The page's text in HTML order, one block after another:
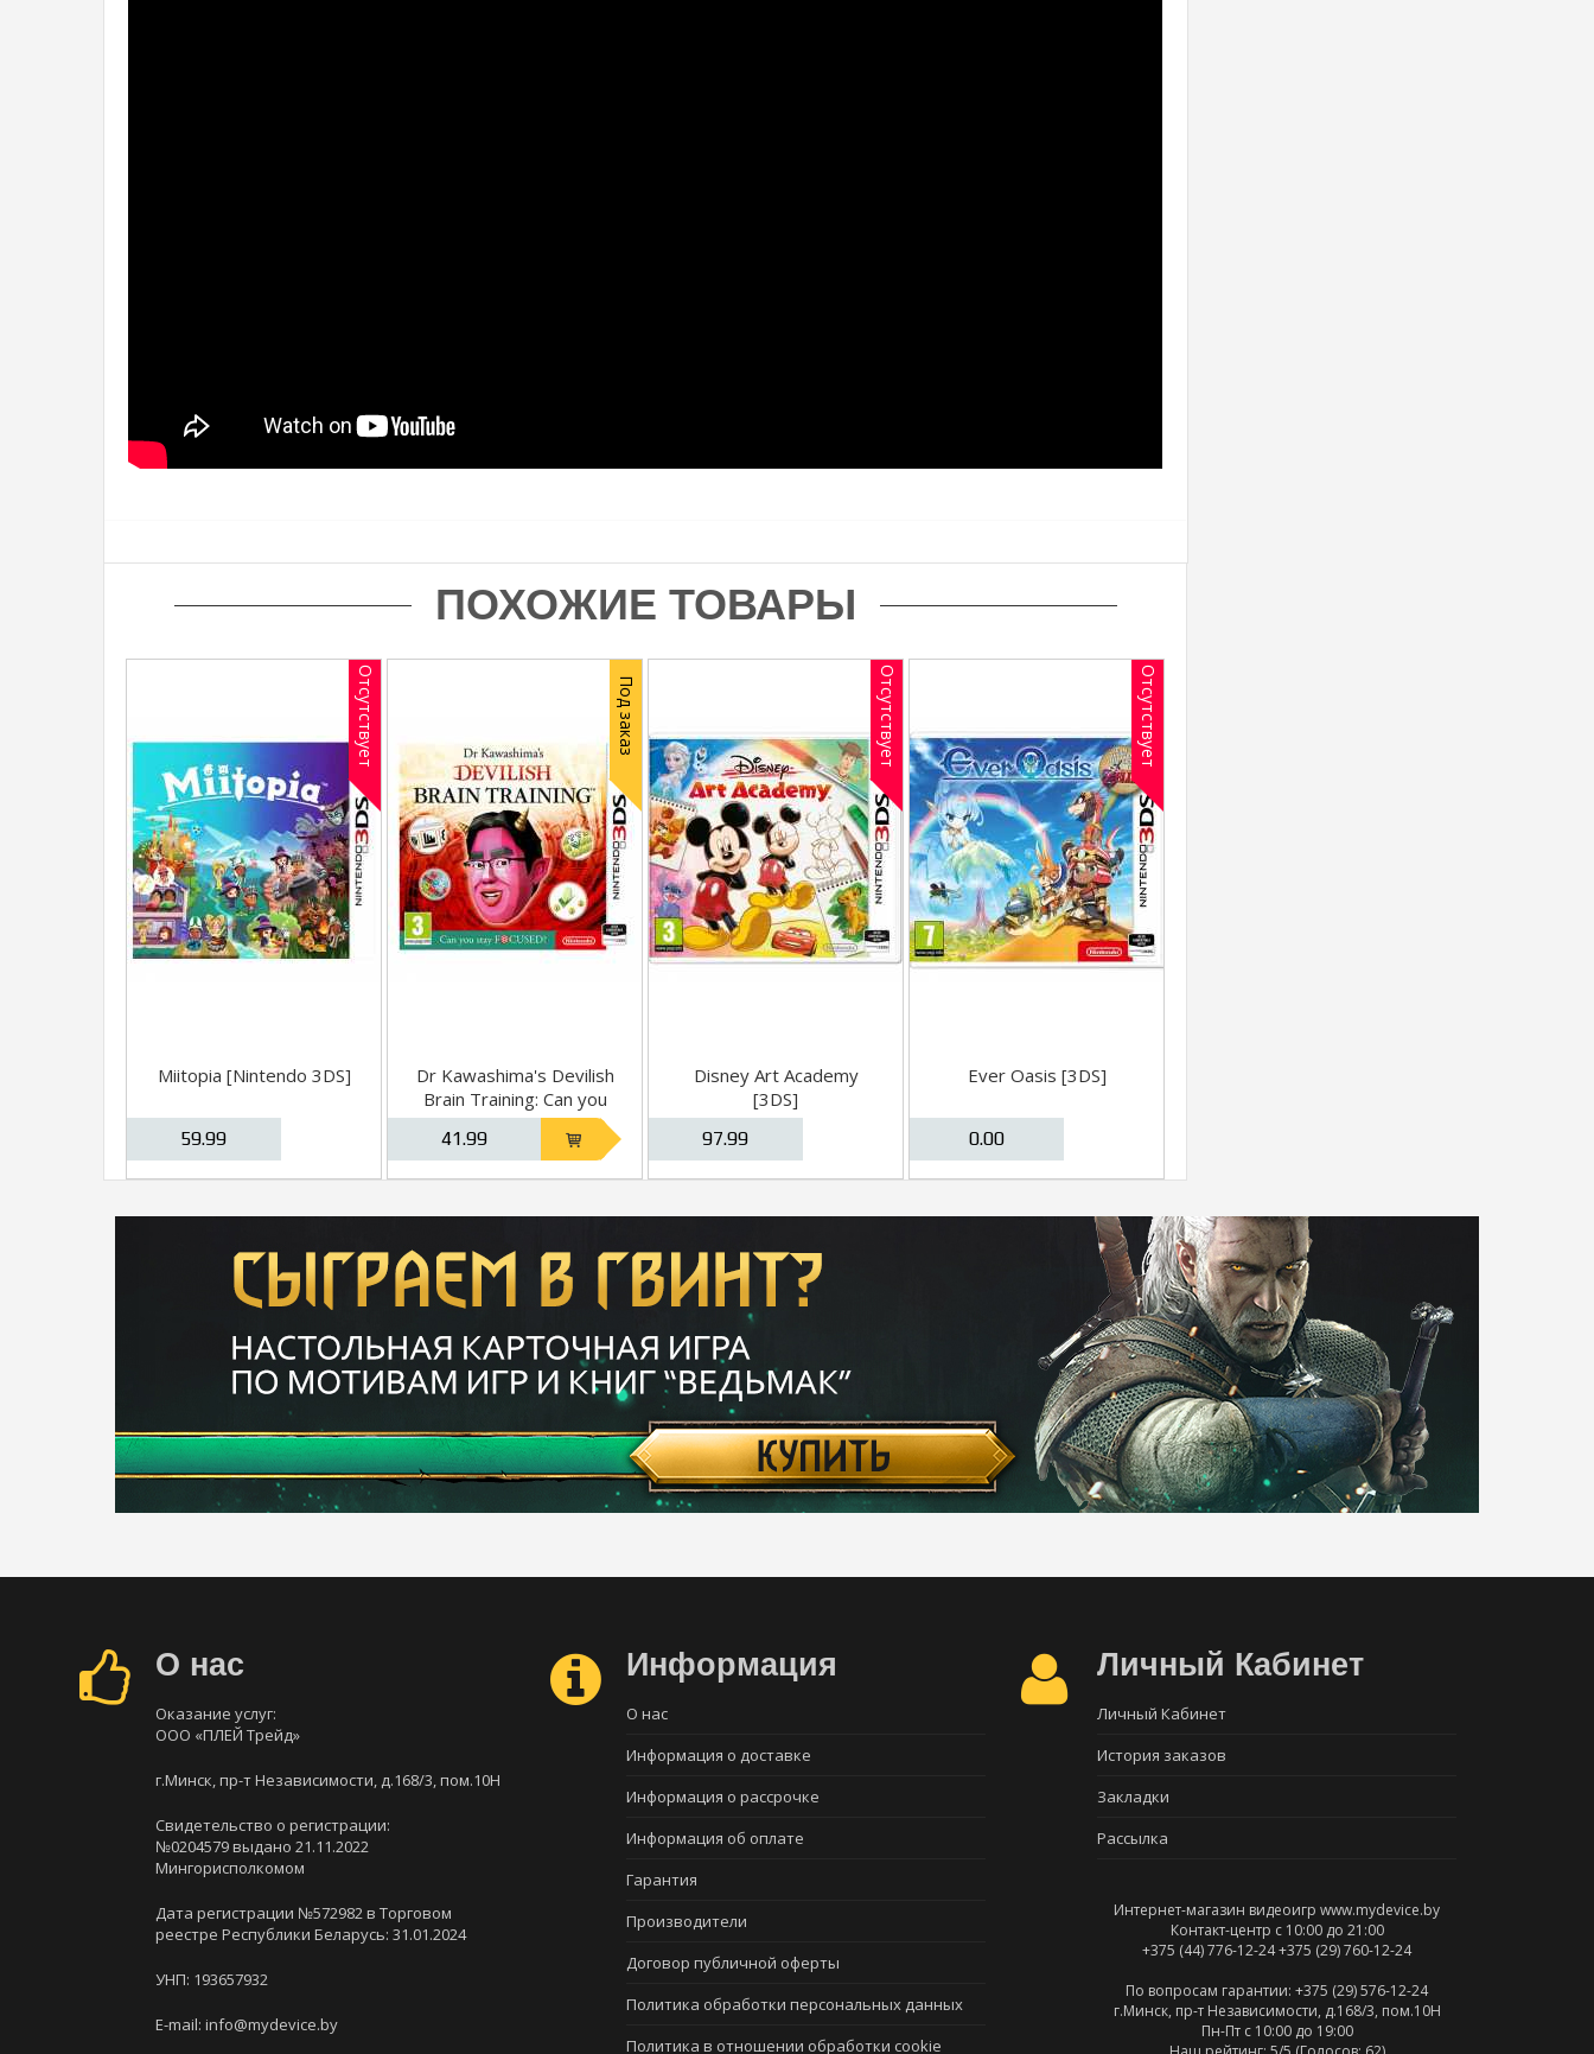
ПОХОЖИЕ ТОВАРЫ
Отсутствует
Miitopia [Nintendo 3DS]
59.99
Под заказ
Dr Kawashima's Devilish
Brain Training: Can you
stay focused? [3DS]
41.99
Отсутствует
Disney Art Academy
[3DS]
97.99
Отсутствует
Ever Oasis [3DS]
0.00
О нас
Оказание услуг:
ООО «ПЛЕЙ Трейд»
г.Минск, пр-т Независимости, д.168/3, пом.10Н
Свидетельство о регистрации:
№0204579 выдано 21.11.2022
Мингорисполкомом
Дата регистрации №572982 в Торговом
реестре Республики Беларусь: 31.01.2024
УНП: 193657932
E-mail: info@mydevice.by
Информация
О нас
Информация о доставке
Информация о рассрочке
Информация об оплате
Гарантия
Производители
Договор публичной оферты
Политика обработки персональных данных
Политика в отношении обработки cookie
Личный Кабинет
Личный Кабинет
История заказов
Закладки
Рассылка
Интернет-магазин видеоигр www.mydevice.by
Контакт-центр с 10:00 до 21:00
+375 (44) 776-12-24+375 (29) 760-12-24
По вопросам гарантии: +375 (29) 576-12-24
г.Минск, пр-т Независимости, д.168/3, пом.10Н
Пн-Пт c 10:00 до 19:00